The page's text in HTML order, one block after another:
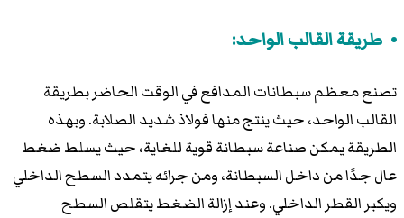
طريقة القالب الواحد:
تصنع معظم سبطانات المدافع في الوقت الحاضر بطريقة
القالب الواحد، حيث ينتج منها فولاذ شديد الصلابة. وبهذه
الطريقة يمكن صناعة سبطانة قوية للغاية، حيث يسلط ضغط
عال جدًا من داخل السبطانة، ومن جرائه يتمدد السطح الداخلي
ويكبر القطر الداخلي. وعند إزالة الضغط يتقلص السطح